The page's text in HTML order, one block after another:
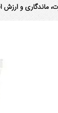
ماندگاری و ارزش